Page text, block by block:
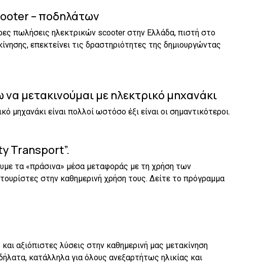
– ποδηλάτων
πωλήσεις ηλεκτρικών scooter στην Ελλάδα, πιστή στο
επεκτείνει τις δραστηριότητες της δημιουργώντας
να μετακινούμαι με ηλεκτρικό μηχανάκι
μηχανάκι είναι πολλοί ωστόσο έξι είναι οι σημαντικότεροι.
Transport”.
τα «πράσινα» μέσα μεταφοράς με τη χρήση των
στην καθημερινή χρήση τους. Δείτε το πρόγραμμα
αξιόπιστες λύσεις στην καθημερινή μας μετακίνηση
κατάλληλα για όλους ανεξαρτήτως ηλικίας και